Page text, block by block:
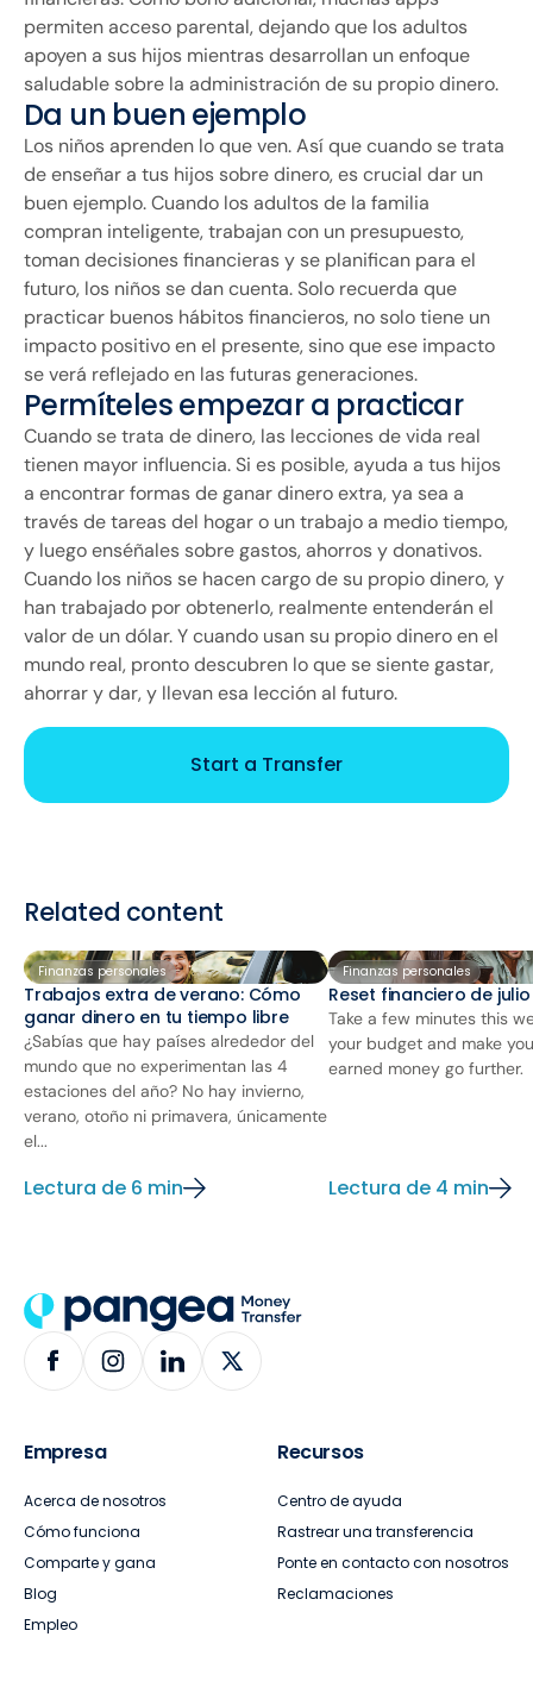
permiten acceso parental, dejando que los adultos
apoyen a sus hijos mientras desarrollan un enfoque
saludable sobre la administración de su propio dinero.
Da un buen ejemplo
Los niños aprenden lo que ven. Así que cuando se trata
de enseñar a tus hijos sobre dinero, es crucial dar un
buen ejemplo. Cuando los adultos de la familia
compran inteligente, trabajan con un presupuesto,
toman decisiones financieras y se planifican para el
futuro, los niños se dan cuenta. Solo recuerda que
practicar buenos hábitos financieros, no solo tiene un
impacto positivo en el presente, sino que ese impacto
se verá reflejado en las futuras generaciones.
Permíteles empezar a practicar
Cuando se trata de dinero, las lecciones de vida real
tienen mayor influencia. Si es posible, ayuda a tus hijos
a encontrar formas de ganar dinero extra, ya sea a
través de tareas del hogar o un trabajo a medio tiempo,
y luego enséñales sobre gastos, ahorros y donativos.
Cuando los niños se hacen cargo de su propio dinero, y
han trabajado por obtenerlo, realmente entenderán el
valor de un dólar. Y cuando usan su propio dinero en el
mundo real, pronto descubren lo que se siente gastar,
ahorrar y dar, y llevan esa lección al futuro.
Start a Transfer
Related content
Finanzas personales
Trabajos extra de verano: Cómo
ganar dinero en tu tiempo libre
¿Sabías que hay países alrededor del
mundo que no experimentan las 4
estaciones del año? No hay invierno,
verano, otoño ni primavera, únicamente
el...
Lectura de 6 min
Finanzas personales
Reset financiero de
Take a few minutes this
your budget and make
earned money go further.
Lectura de 4 min
Empresa
Acerca de nosotros
Cómo funciona
Comparte y gana
Blog
Empleo
Recursos
Centro de ayuda
Rastrear una transferencia
Ponte en contacto con nosotros
Reclamaciones